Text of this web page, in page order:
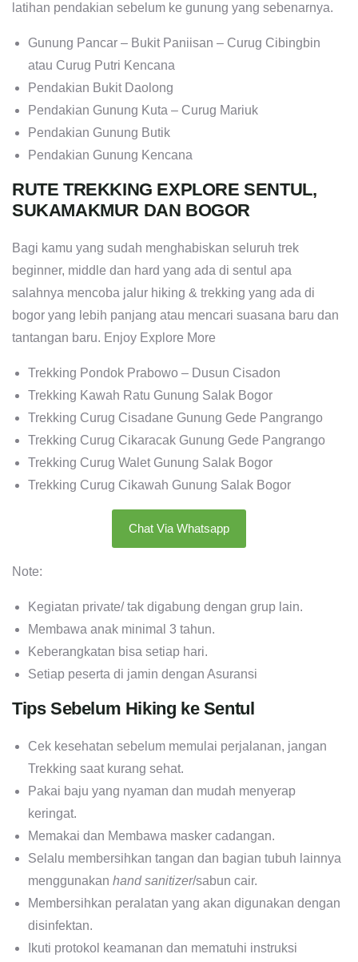
latihan pendakian sebelum ke gunung yang sebenarnya.
Gunung Pancar – Bukit Paniisan – Curug Cibingbin
atau Curug Putri Kencana
Pendakian Bukit Daolong
Pendakian Gunung Kuta – Curug Mariuk
Pendakian Gunung Butik
Pendakian Gunung Kencana
RUTE TREKKING EXPLORE SENTUL,
SUKAMAKMUR DAN BOGOR
Bagi kamu yang sudah menghabiskan seluruh trek
beginner, middle dan hard yang ada di sentul apa
salahnya mencoba jalur hiking & trekking yang ada di
bogor yang lebih panjang atau mencari suasana baru dan
tantangan baru. Enjoy Explore More
Trekking Pondok Prabowo – Dusun Cisadon
Trekking Kawah Ratu Gunung Salak Bogor
Trekking Curug Cisadane Gunung Gede Pangrango
Trekking Curug Cikaracak Gunung Gede Pangrango
Trekking Curug Walet Gunung Salak Bogor
Trekking Curug Cikawah Gunung Salak Bogor
Chat Via Whatsapp
Note:
Kegiatan private/ tak digabung dengan grup lain.
Membawa anak minimal 3 tahun.
Keberangkatan bisa setiap hari.
Setiap peserta di jamin dengan Asuransi
Tips Sebelum Hiking ke Sentul
Cek kesehatan sebelum memulai perjalanan, jangan
Trekking saat kurang sehat.
Pakai baju yang nyaman dan mudah menyerap
keringat.
Memakai dan Membawa masker cadangan.
Selalu membersihkan tangan dan bagian tubuh lainnya
menggunakan hand sanitizer/sabun cair.
Membersihkan peralatan yang akan digunakan dengan
disinfektan.
Ikuti protokol keamanan dan mematuhi instruksi